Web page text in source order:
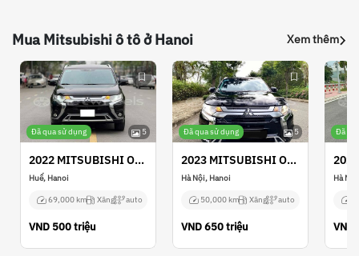
Mua Mitsubishi ô tô ở Hanoi Xem thêm
Đã qua sử dụng 5
2022 MITSUBISHI OUTLANDER
Huế, Hanoi
69,000 km Xăng auto
VND 500 triệu
Đã qua sử dụng 5
2023 MITSUBISHI OUTLANDER
Hà Nội, Hanoi
50,000 km Xăng auto
VND650 triệu
Đã
Hà
VND